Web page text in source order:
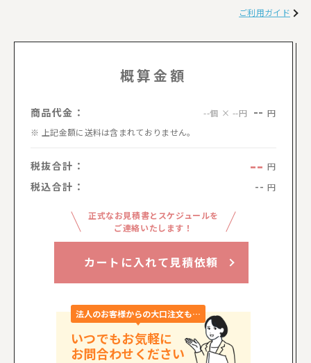
ご利用ガイド
概算金額
商品代金： --個 × --円 -- 円
上記金額に送料は含まれておりません。
税抜合計： -- 円
税込合計： -- 円
正式なお見積書とスケジュールを
ご連絡いたします！
カートに入れて見積依頼
法人のお客様からの大口注文も…
いつでもお気軽に
お問合わせください